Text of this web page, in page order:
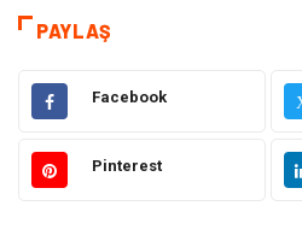
Dekorasyon
Bakım Güzellik
Hukuk
PAYLAŞ
Facebook
Pinterest